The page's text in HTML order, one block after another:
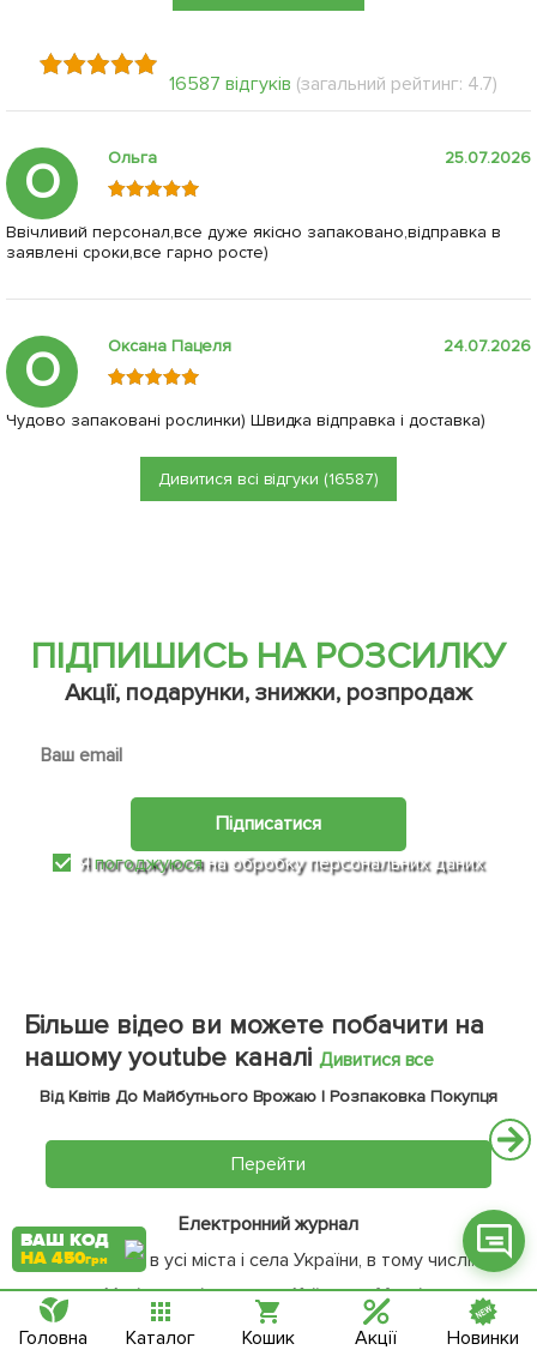
16587 відгуків (загальний рейтинг: 4.7)
О Ольга 25.07.2026
Ввічливий персонал,все дуже якісно запаковано,відправка в
заявлені сроки,все гарно росте)
О Оксана Пацеля 24.07.2026
Чудово запаковані рослинки) Швидка відправка і доставка)
Дивитися всі відгуки (16587)
ПІДПИШИСЬ НА РОЗСИЛКУ
Акції, подарунки, знижки, розпродаж
Підписатися
Япогоджуюся на обробку персональних даних
Більше відео ви можете побачити на
нашому youtube каналі Дивитися все
Від Квітів До Майбутнього Врожаю | Розпаковка Покупця
Перейти
Електронний журнал
Доставка в усі міста і села України, в тому числі:
Насіння у містах:
Київ
Харків
Одеса
Дніпро Запоріжжя
Черкаси
Вайбер
Інстаграм
Онлайн чат
ВАШ КОД
НА 450грн
Головна Каталог Кошик Акції Новинки